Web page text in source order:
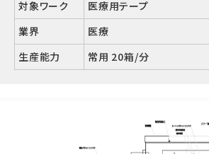
対象ワーク
医療用テープ
業界
医療
生産能力
常用 20箱/分